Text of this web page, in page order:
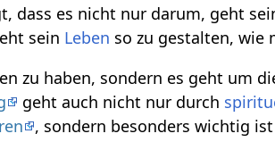
dass es nicht nur darum, geht
sein Leben so zu gestalten, wie
zu haben, sondern es geht um
geht auch nicht nur durch
, sondern besonders wichtig